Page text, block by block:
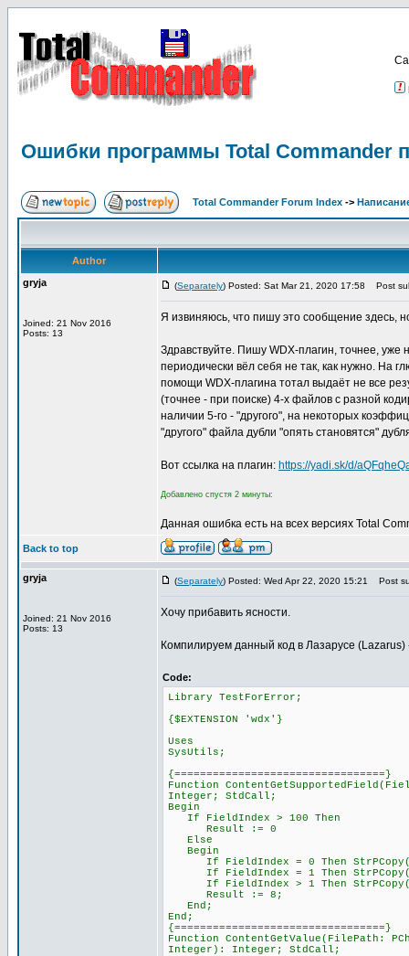
Ошибки программы Total Commander
Total Commander Forum Index ->
Author
gryja
Joined: 21 Nov 2016
Posts: 13
(Separately) Posted: Sat Mar 21, 2020 17:58 Post
Я извиняюсь, что пишу это сообщение здесь,
Здравствуйте. Пишу WDX-плагин, точнее, уже
периодически вёл себя не так, как нужно. На
помощи WDX-плагина тотал выдаёт не все
(точнее - при поиске) 4-х файлов с разной
наличии 5-го - "другого", на некоторых
"другого" файла дубли "опять становятся"
Вот ссылка на плагин: https://yadi.sk/d/
Добавлено спустя 2 минуты:
Данная ошибка есть на всех версиях Total
Back to top
gryja
Joined: 21 Nov 2016
Posts: 13
(Separately) Posted: Wed Apr 22, 2020 15:21 Post
Хочу прибавить ясности.
Компилируем данный код в Лазарусе (Lazarus)
Code:
Library TestForError;
{$EXTENSION 'wdx'}
Uses
SysUtils;
{=================================}
Function
Integer; StdCall;
Begin
If FieldIndex > 100 Then
Result := 0
Else
Begin
If FieldIndex = 0 Then
If FieldIndex = 1 Then
If FieldIndex > 1 Then
Result := 8;
End;
End;
{=================================}
Function ContentGetValue(FilePath:
Integer): Integer; StdCall;